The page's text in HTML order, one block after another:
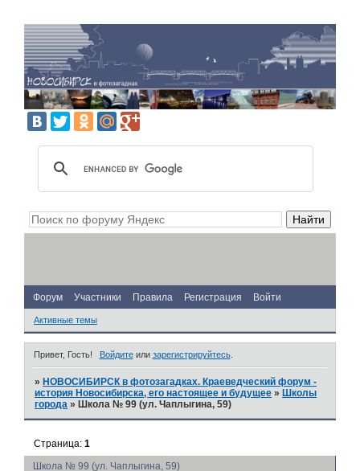
Форум Участники Правила Регистрация Войти
Активные темы
Привет, Гость! Войдитеили зарегистрируйтесь.
» НОВОСИБИРСК в фотозагадках. Краеведческий форум -
история Новосибирска, его настоящее и будущее » Школы
города » Школа № 99 (ул. Чаплыгина, 59)
Школа № 99 (ул. Чаплыгина, 59)
Страница:1